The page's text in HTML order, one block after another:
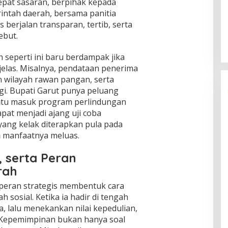
daerah, bersama panitia
berjalan transparan, tertib, serta
seperti ini baru berdampak jika
Misalnya, pendataan penerima
rawan pangan, serta
Bupati Garut punya peluang
masuk program perlindungan
menjadi ajang uji coba
kelak diterapkan pula pada
meluas.
serta Peran
strategis membentuk cara
sosial. Ketika ia hadir di tengah
lalu menekankan nilai kepedulian,
bukan hanya soal
Global Krisis Air, Nuklir Prancis Ikut
Tersengat